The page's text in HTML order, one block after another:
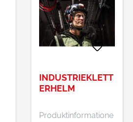
VOSS-HELME
GmbH & Co. KG,
Kokenhorststr.24,
30938 Burgwedel,
DE, +495139959530,
INDUSTRIEKLETT
ERHELM
Produktinformatione